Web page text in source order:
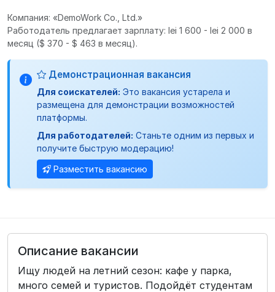
Компания: «DemoWork Co., Ltd.»
Работодатель предлагает зарплату: lei 1 600 - lei 2 000 в
месяц ($ 370 - $ 463 в месяц).
Демонстрационная вакансия
Для соискателей: Это вакансия устарела и
размещена для демонстрации возможностей
платформы.
Для работодателей: Станьте одним из первых и
получите быструю модерацию!
Разместить вакансию
Описание вакансии
Ищу людей на летний сезон: кафе у парка,
много семей и туристов. Подойдёт студентам